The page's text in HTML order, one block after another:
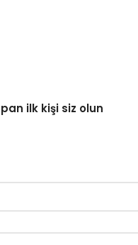
ilk kişi siz olun